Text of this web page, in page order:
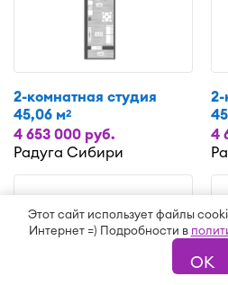
Этот сайт использует файлы
Интернет =) Подробности в
ОК
2-комнатная студия
45,06 м2
4 653 000 руб.
Радуга Сибири
2-
4